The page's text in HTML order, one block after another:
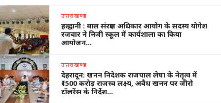
उत्तराखण्ड
हल्द्वानी : बाल संरक्षण अधिकार आयोग के सदस्य योगेश
रजवार ने निजी स्कूल में कार्यशाला का किया
आयोजन…
उत्तराखण्ड
देहरादून: खनन निदेशक राजपाल लेघा के नेतृत्व में
₹1500 करोड़ राजस्व लक्ष्य, अवैध खनन पर जीरो
टॉलरेंस के निर्देश…